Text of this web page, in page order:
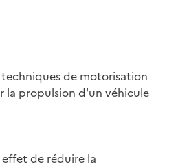
de motorisation
la propulsion d'un véhicule
de réduire la